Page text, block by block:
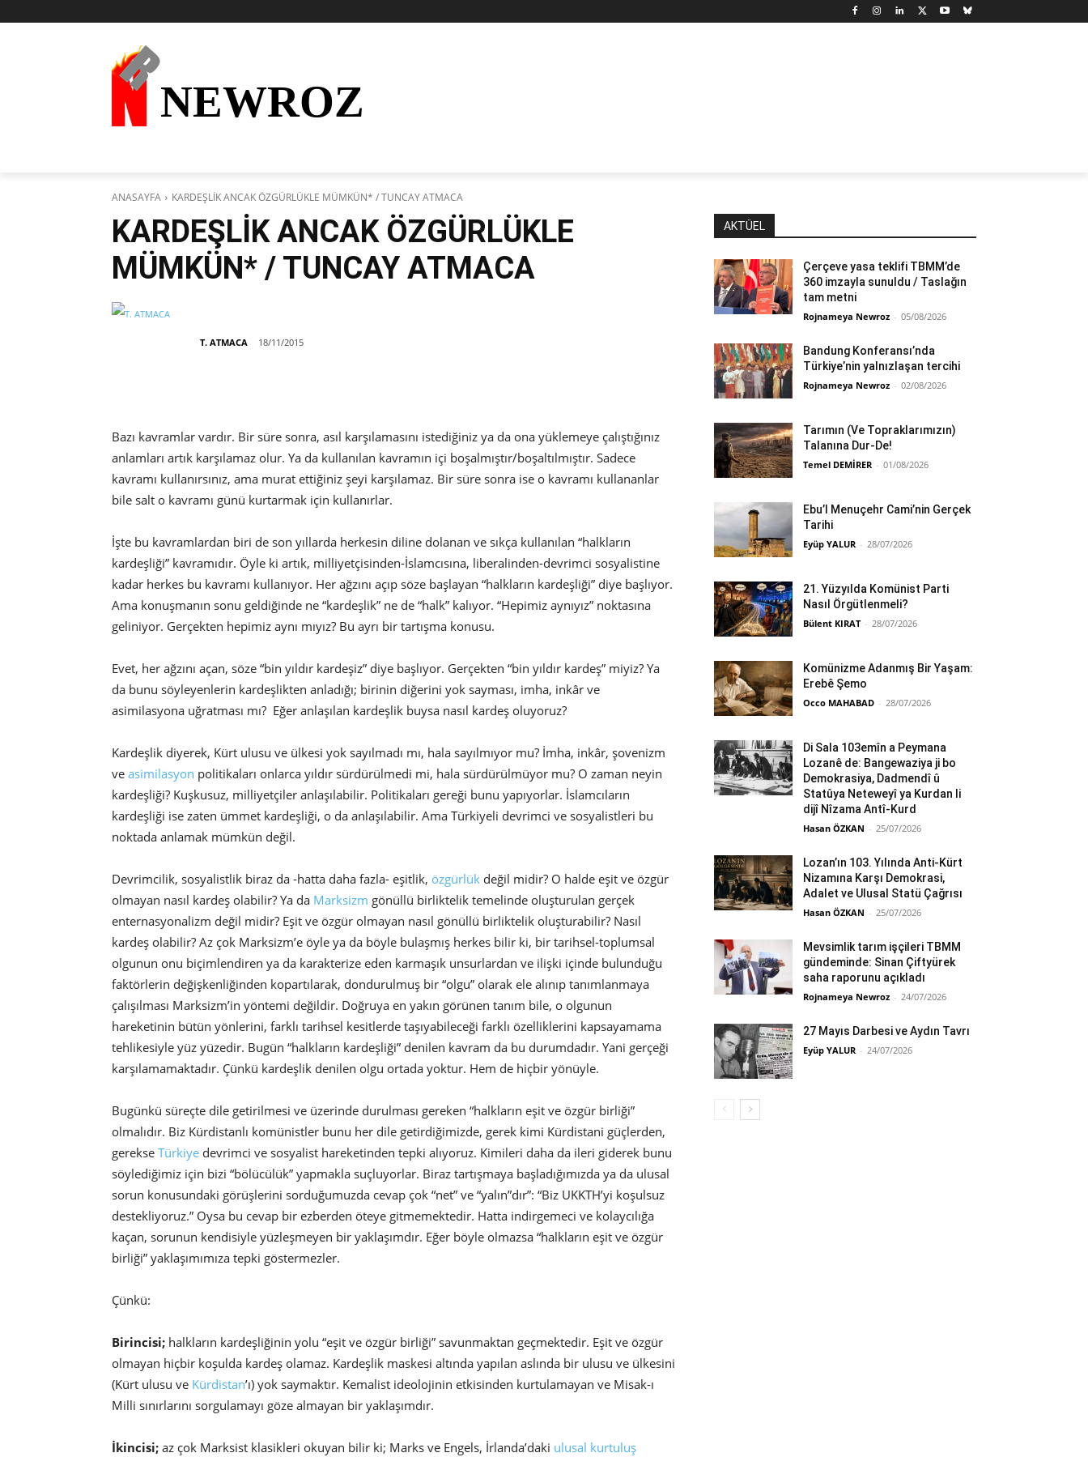
NEWROZ
ANASAYFA KARDEŞLİK ANCAK ÖZGÜRLÜKLE MÜMKÜN* / TUNCAY ATMACA
KARDEŞLİK ANCAK ÖZGÜRLÜKLE
MÜMKÜN* / TUNCAY ATMACA
T. ATMACA 18/11/2015
Bazı kavramlar vardır. Bir süre sonra, asıl karşılamasını istediğiniz ya da ona yüklemeye çalıştığınız
anlamları artık karşılamaz olur. Ya da kullanılan kavramın içi boşalmıştır/boşaltılmıştır. Sadece
kavramı kullanırsınız, ama murat ettiğiniz şeyi karşılamaz. Bir süre sonra ise o kavramı kullananlar
bile salt o kavramı günü kurtarmak için kullanırlar.
İşte bu kavramlardan biri de son yıllarda herkesin diline dolanan ve sıkça kullanılan “halkların
kardeşliği” kavramıdır. Öyle ki artık, milliyetçisinden-İslamcısına, liberalinden-devrimci sosyalistine
kadar herkes bu kavramı kullanıyor. Her ağzını açıp söze başlayan “halkların kardeşliği” diye başlıyor.
Ama konuşmanın sonu geldiğinde ne “kardeşlik” ne de “halk” kalıyor. “Hepimiz aynıyız” noktasına
geliniyor. Gerçekten hepimiz aynı mıyız? Bu ayrı bir tartışma konusu.
Evet, her ağzını açan, söze “bin yıldır kardeşiz” diye başlıyor. Gerçekten “bin yıldır kardeş” miyiz? Ya
da bunu söyleyenlerin kardeşlikten anladığı; birinin diğerini yok sayması, imha, inkâr ve
asimilasyona uğratması mı? Eğer anlaşılan kardeşlik buysa nasıl kardeş oluyoruz?
Kardeşlik diyerek, Kürt ulusu ve ülkesi yok sayılmadı mı, hala sayılmıyor mu? İmha, inkâr, şovenizm
ve asimilasyon politikaları onlarca yıldır sürdürülmedi mi, hala sürdürülmüyor mu? O zaman neyin
kardeşliği? Kuşkusuz, milliyetçiler anlaşılabilir. Politikaları gereği bunu yapıyorlar. İslamcıların
kardeşliği ise zaten ümmet kardeşliği, o da anlaşılabilir. Ama Türkiyeli devrimci ve sosyalistleri bu
noktada anlamak mümkün değil.
Devrimcilik, sosyalistlik biraz da -hatta daha fazla- eşitlik, özgürlük değil midir? O halde eşit ve özgür
olmayan nasıl kardeş olabilir? Ya da Marksizm gönüllü birliktelik temelinde oluşturulan gerçek
enternasyonalizm değil midir? Eşit ve özgür olmayan nasıl gönüllü birliktelik oluşturabilir? Nasıl
kardeş olabilir? Az çok Marksizm’e öyle ya da böyle bulaşmış herkes bilir ki, bir tarihsel-toplumsal
olgunun onu biçimlendiren ya da karakterize eden karmaşık unsurlardan ve ilişki içinde bulunduğu
faktörlerin değişkenliğinden kopartılarak, dondurulmuş bir “olgu” olarak ele alınıp tanımlanmaya
çalışılması Marksizm’in yöntemi değildir. Doğruya en yakın görünen tanım bile, o olgunun
hareketinin bütün yönlerini, farklı tarihsel kesitlerde taşıyabileceği farklı özelliklerini kapsayamama
tehlikesiyle yüz yüzedir. Bugün “halkların kardeşliği” denilen kavram da bu durumdadır. Yani gerçeği
karşılamamaktadır. Çünkü kardeşlik denilen olgu ortada yoktur. Hem de hiçbir yönüyle.
Bugünkü süreçte dile getirilmesi ve üzerinde durulması gereken “halkların eşit ve özgür birliği”
olmalıdır. Biz Kürdistanlı komünistler bunu her dile getirdiğimizde, gerek kimi Kürdistani güçlerden,
gerekse Türkiye devrimci ve sosyalist hareketinden tepki alıyoruz. Kimileri daha da ileri giderek bunu
söylediğimiz için bizi “bölücülük” yapmakla suçluyorlar. Biraz tartışmaya başladığımızda ya da ulusal
sorun konusundaki görüşlerini sorduğumuzda cevap çok “net” ve “yalın”dır”: “Biz UKKTH’yi koşulsuz
destekliyoruz.” Oysa bu cevap bir ezberden öteye gitmemektedir. Hatta indirgemeci ve kolaycılığa
kaçan, sorunun kendisiyle yüzleşmeyen bir yaklaşımdır. Eğer böyle olmazsa “halkların eşit ve özgür
birliği” yaklaşımımıza tepki göstermezler.
Çünkü:
Birincisi; halkların kardeşliğinin yolu “eşit ve özgür birliği” savunmaktan geçmektedir. Eşit ve özgür
olmayan hiçbir koşulda kardeş olamaz. Kardeşlik maskesi altında yapılan aslında bir ulusu ve ülkesini
(Kürt ulusu ve Kürdistan’ı) yok saymaktır. Kemalist ideolojinin etkisinden kurtulamayan ve Misak-ı
Milli sınırlarını sorgulamayı göze almayan bir yaklaşımdır.
İkincisi; az çok Marksist klasikleri okuyan bilir ki; Marks ve Engels, İrlanda’daki ulusal kurtuluş
AKTÜEL
Çerçeve yasa teklifi TBMM’de
360 imzayla sunuldu / Taslağın
tam metni
Rojnameya Newroz - 05/08/2026
Bandung Konferansı’nda
Türkiye’nin yalnızlaşan tercihi
Rojnameya Newroz - 02/08/2026
Tarımın (Ve Topraklarımızın)
Talanına Dur-De!
Temel DEMİRER - 01/08/2026
Ebu’l Menuçehr Cami’nin Gerçek
Tarihi
Eyüp YALUR - 28/07/2026
21. Yüzyılda Komünist Parti
Nasıl Örgütlenmeli?
Bülent KIRAT - 28/07/2026
Komünizme Adanmış Bir Yaşam:
Erebê Şemo
Occo MAHABAD - 28/07/2026
Di Sala 103emîn a Peymana
Lozanê de: Bangewaziya ji bo
Demokrasiya, Dadmendî û
Statûya Neteweyî ya Kurdan li
dijî Nîzama Antî-Kurd
Hasan ÖZKAN - 25/07/2026
Lozan’ın 103. Yılında Anti-Kürt
Nizamına Karşı Demokrasi,
Adalet ve Ulusal Statü Çağrısı
Hasan ÖZKAN - 25/07/2026
Mevsimlik tarım işçileri TBMM
gündeminde: Sinan Çiftyürek
saha raporunu açıkladı
Rojnameya Newroz - 24/07/2026
27 Mayıs Darbesi ve Aydın Tavrı
Eyüp YALUR - 24/07/2026